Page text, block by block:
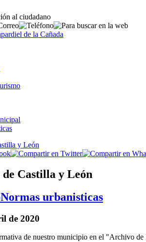
al ciudadano
Castilla y León
Normas urbanisticas
de 2020
de nuestro municipio en el "Archivo